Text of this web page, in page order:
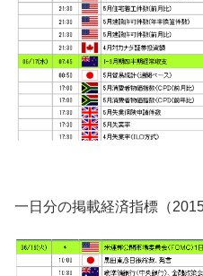
一日分の掲載経済指標（